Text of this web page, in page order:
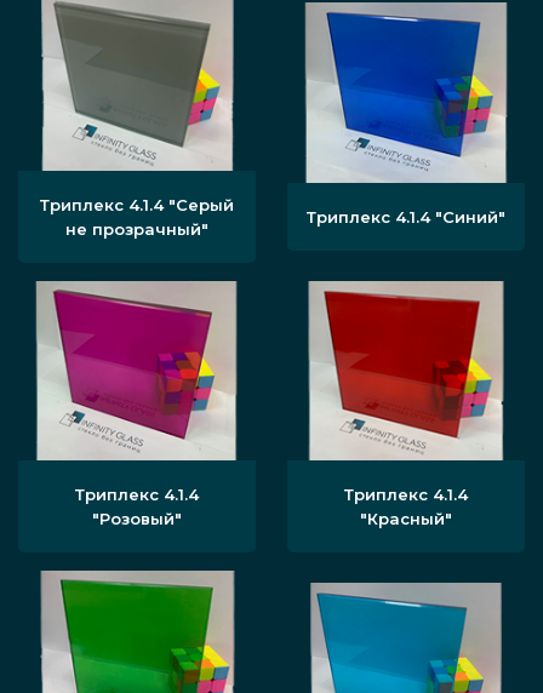
Триплекс 4.1.4 "Серый
не прозрачный"
Триплекс 4.1.4 "Синий"
Триплекс 4.1.4
"Розовый"
Триплекс 4.1.4
"Красный"